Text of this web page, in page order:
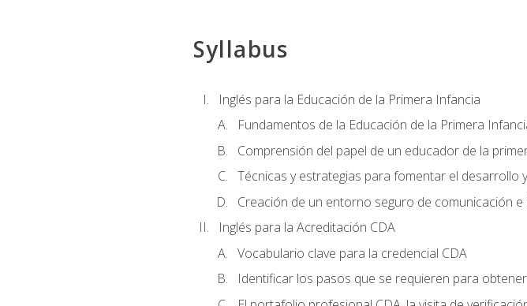
Syllabus
Inglés para la Educación de la Primera Infancia
Fundamentos de la Educación de la Primera
Comprensión del papel de un educador de la
Técnicas y estrategias para fomentar el desarrollo
Creación de un entorno seguro de comunicación
Inglés para la Acreditación CDA
Vocabulario clave para la credencial CDA
Identificar los pasos que se requieren para